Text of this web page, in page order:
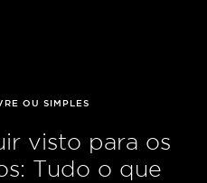
OU SIMPLES
visto para os
Tudo o que